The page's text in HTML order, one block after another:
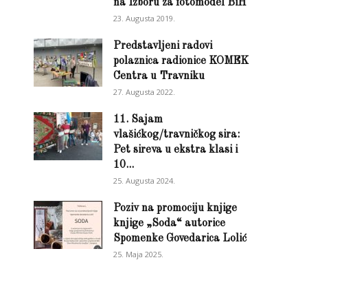
na Izboru za fotomodel BiH
23. Augusta 2019.
Predstavljeni radovi
polaznica radionice KOMEK
Centra u Travniku
27. Augusta 2022.
11. Sajam
vlašićkog/travničkog sira:
Pet sireva u ekstra klasi i
10...
25. Augusta 2024.
Poziv na promociju knjige
knjige „Soda“ autorice
Spomenke Govedarica Lolić
25. Maja 2025.